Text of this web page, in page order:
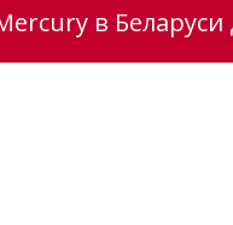
в Беларуси